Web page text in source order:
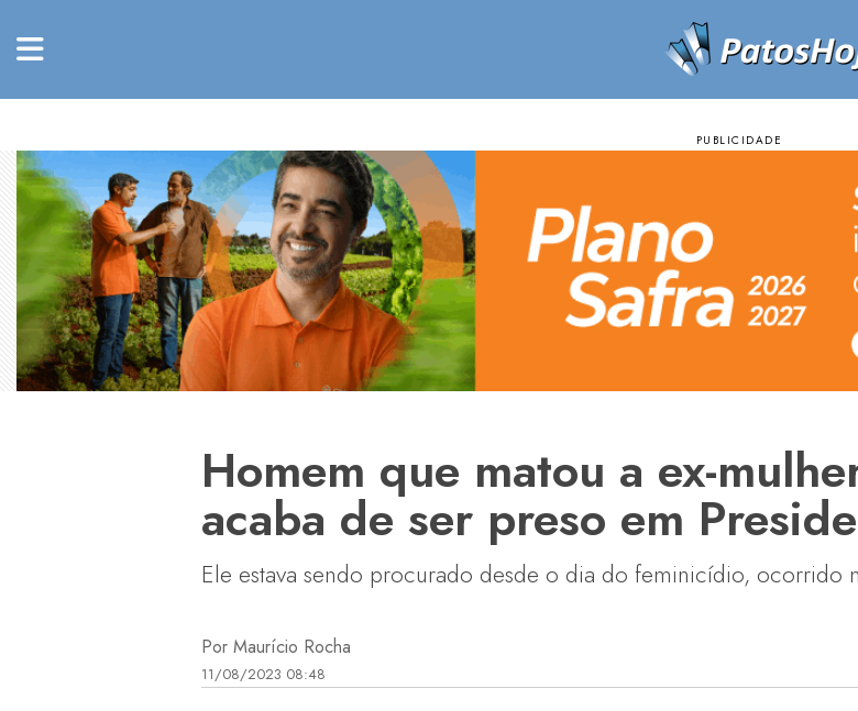
Homem que matou a ex-
acaba de ser preso em
Ele estava sendo procurado desde o dia do feminicídio, ocorrido
Por Maurício Rocha
11/08/2023 08:48